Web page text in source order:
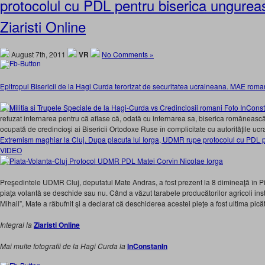
protocolul cu PDL pentru biserica
Ziaristi Online
August 7th, 2011 VR No Comments »
Epitropul Bisericii de la Hagi Curda terorizat de securitatea ucraineana. MAE
refuzat internarea pentru că aflase că, odată cu internarea sa, biserica
ocupată de credincioşi ai Bisericii Ortodoxe Ruse în complicitate cu autorităţile
Extremism maghiar la Cluj. Dupa placuta lui Iorga, UDMR rupe protocolul cu PDL
VIDEO
Preşedintele UDMR Cluj, deputatul Mate Andras, a fost prezent la 8 dimineaţă în
piaţa volantă se deschide sau nu. Când a văzut tarabele producătorilor agricoli
Mihail”, Mate a răbufnit şi a declarat că deschiderea acestei pieţe a fost ultima
Integral laZiaristi Online
Mai multe fotografii de la Hagi Curda laInConstanIn